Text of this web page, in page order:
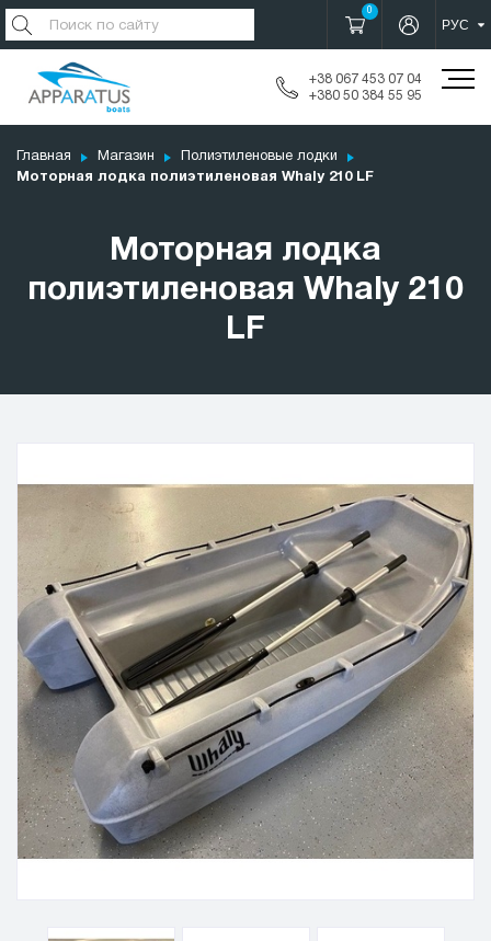
0
+38 067 453 07 04
+380 50 384 55 95
Главная Магазин
Полиэтиленовые лодки
Моторная лодка полиэтиленовая Whaly 210 LF
Моторная лодка
полиэтиленовая Whaly 210
LF